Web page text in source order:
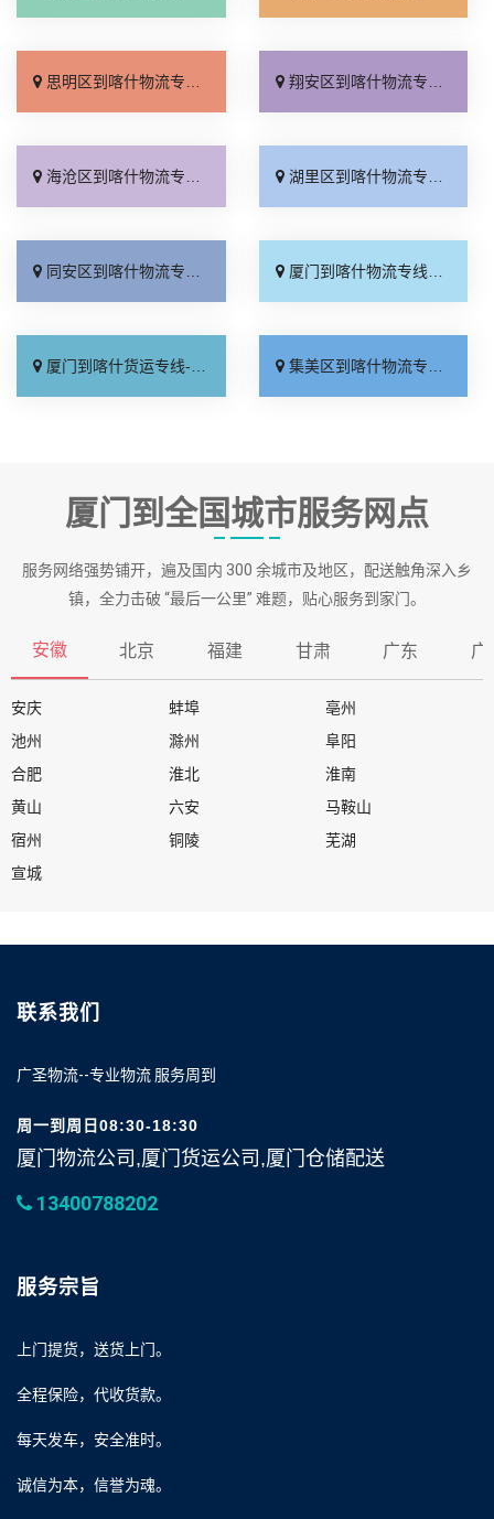
思明区到喀什物流专线_要多少钱「服务周到」 翔安区到喀什物流专线_全程定位「高效快运」
海沧区到喀什物流专线_省事省心「运价实惠」 湖里区到喀什物流专线_直通专线「不随意加价」
同安区到喀什物流专线_零担配货「准时准点」 厦门到喀什物流专线_专业可靠「定点发车」
厦门到喀什货运专线-厦门到喀什物流公司_准时到货「托运放心」 集美区到喀什物流专线_专线直达「直达往返」
厦门到全国城市服务网点
服务网络强势铺开，遍及国内 300 余城市及地区，配送触角深入乡
镇，全力击破 “最后一公里” 难题，贴心服务到家门。
安徽 北京 福建 甘肃 广东 广
安庆 蚌埠
亳州
池州
滁州
阜阳
合肥
淮北
淮南
黄山
六安
马鞍山
宿州
铜陵
芜湖
宣城
联系我们
广圣物流--专业物流 服务周到
周一到周日08:30-18:30
厦门物流公司,厦门货运公司,厦门仓储配送
13400788202
服务宗旨
上门提货，送货上门。
全程保险，代收货款。
每天发车，安全准时。
诚信为本，信誉为魂。